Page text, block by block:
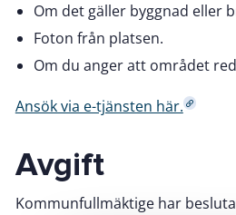
Om det gäller byggnad eller
Foton från platsen.
Om du anger att området
Ansök via e-tjänsten här.
Avgift
Kommunfullmäktige har